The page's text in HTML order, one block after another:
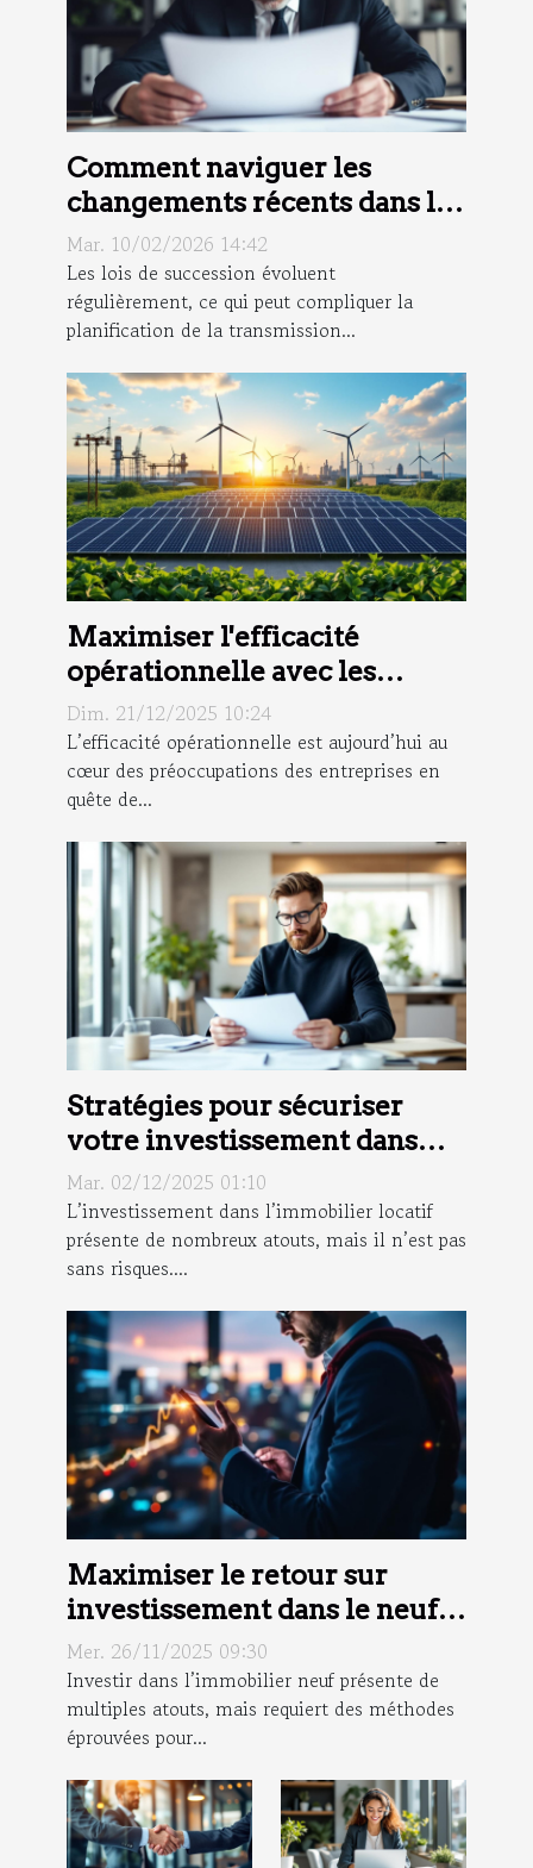
Comment naviguer les
changements récents dans les
lois de succession ?
Mar. 10/02/2026 14:42
Les lois de succession évoluent
régulièrement, ce qui peut compliquer la
planification de la transmission...
Maximiser l'efficacité
opérationnelle avec les
technologies vertes ?
Dim. 21/12/2025 10:24
L’efficacité opérationnelle est aujourd’hui au
cœur des préoccupations des entreprises en
quête de...
Stratégies pour sécuriser
votre investissement dans
l'immobilier locatif
Mar. 02/12/2025 01:10
L’investissement dans l’immobilier locatif
présente de nombreux atouts, mais il n’est pas
sans risques....
Maximiser le retour sur
investissement dans le neuf :
stratégies clés
Mer. 26/11/2025 09:30
Investir dans l’immobilier neuf présente de
multiples atouts, mais requiert des méthodes
éprouvées pour...